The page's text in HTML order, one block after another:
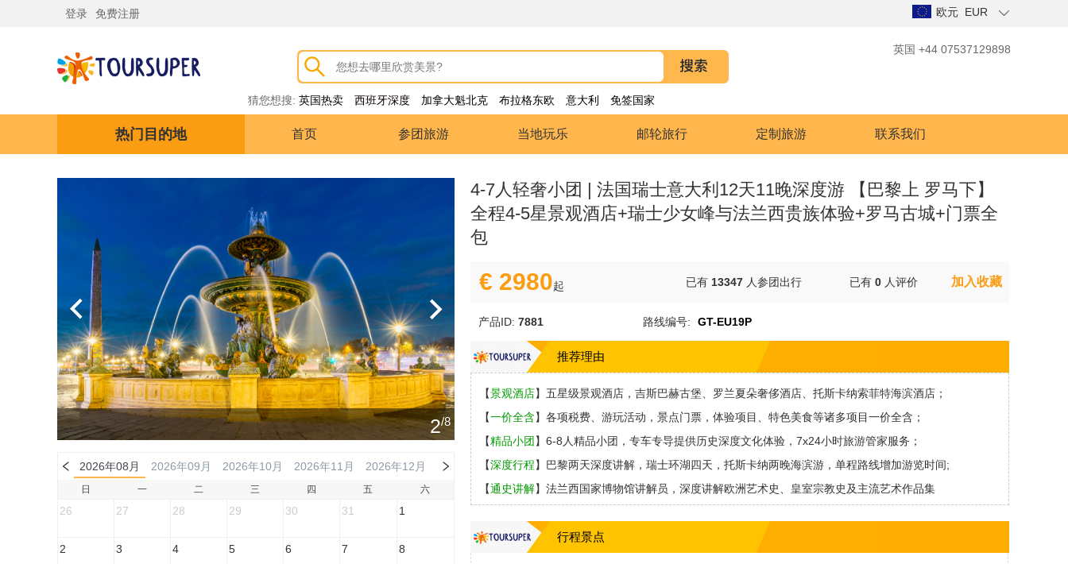
登录 免费注册 欧元 EUR
猜您想搜: 英国热卖 西班牙深度 加拿大魁北克 布拉格东欧 意大利 免签国家
英国 +44 07537129898
热门目的地 首页 参团旅游 当地玩乐 邮轮旅行 定制旅游 联系我们
/8
3
2026年08月 2026年09月 2026年10月 2026年11月 2026年12月
日 一 二 三 四 五 六
26 27 28 29 30 31 1
2 3 4 5 6 7 8
4-7人轻奢小团 | 法国瑞士意大利12天11晚深度游 【巴黎上 罗马下】
全程4-5星景观酒店+瑞士少女峰与法兰西贵族体验+罗马古城+门票全
包
€ 2980起 已有 13347 人参团出行 已有 0 人评价 加入收藏
产品ID: 7881 路线编号: GT-EU19P
推荐理由
【景观酒店】五星级景观酒店，吉斯巴赫古堡、罗兰夏朵奢侈酒店、托斯卡纳索菲特海滨酒店；
【一价全含】各项税费、游玩活动，景点门票，体验项目、特色美食等诸多项目一价全含；
【精品小团 】6-8人精品小团，专车专导提供历史深度文化体验，7x24小时旅游管家服务；
【深度行程】巴黎两天深度讲解，瑞士环湖四天，托斯卡纳两晚海滨游，单程路线增加游览时间;
【通史讲解】法兰西国家博物馆讲解员，深度讲解欧洲艺术史、皇室宗教史及主流艺术作品集
行程景点